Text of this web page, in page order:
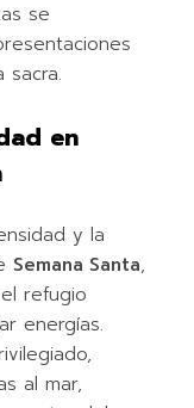
se
sacra.
en
y la
Semana Santa,
refugio
energías.
al mar,